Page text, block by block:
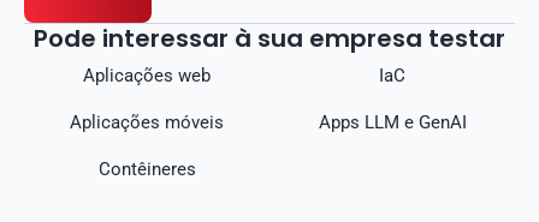
Pode interessar à sua empresa testar
Aplicações web
Aplicações móveis
Contêineres
IaC
Apps LLM e GenAI